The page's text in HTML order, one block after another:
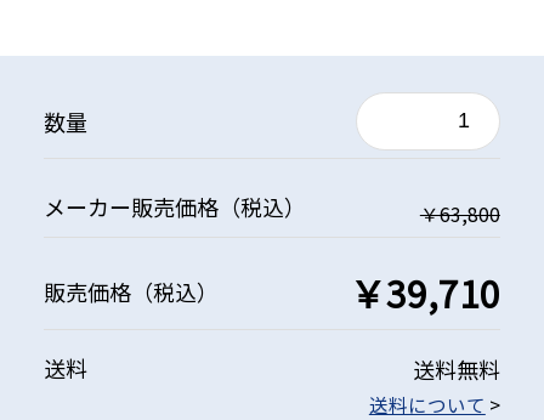
数量
メーカー販売価格（税込） ￥63,800
販売価格（税込） ￥39,710
送料 送料無料
送料について >